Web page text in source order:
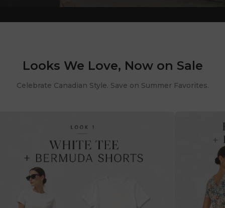
Save on Summer Favorites Up to 70% OFF
Looks We Love, Now on Sale
Celebrate Canadian Style. Save on Summer Favorites.